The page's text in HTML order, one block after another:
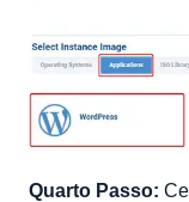
Quarto Passo: